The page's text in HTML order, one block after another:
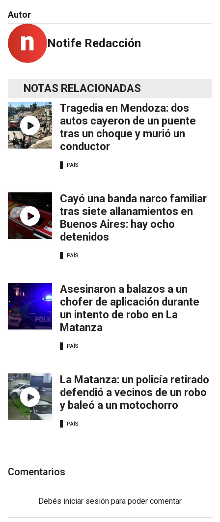
Autor
Notife Redacción
NOTAS RELACIONADAS
Tragedia en Mendoza: dos
autos cayeron de un puente
tras un choque y murió un
conductor
PAÍS
Cayó una banda narco familiar
tras siete allanamientos en
Buenos Aires: hay ocho
detenidos
PAÍS
Asesinaron a balazos a un
chofer de aplicación durante
un intento de robo en La
Matanza
PAÍS
La Matanza: un policía retirado
defendió a vecinos de un robo
y baleó a un motochorro
PAÍS
Comentarios
Debés iniciar sesión para poder comentar